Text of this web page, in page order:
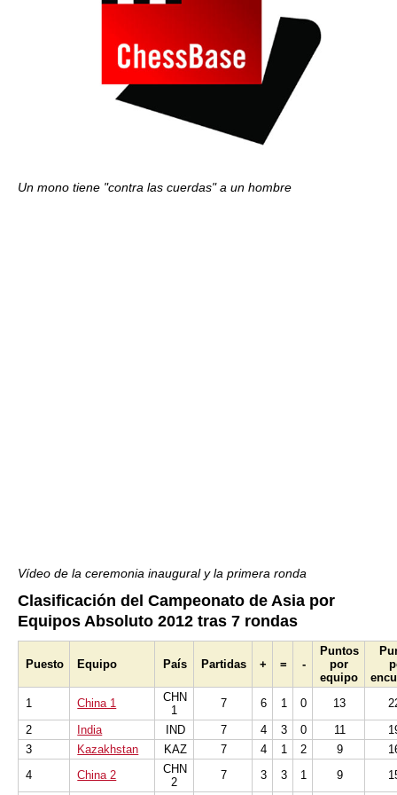
Un mono tiene "contra las cuerdas" a un hombre
Vídeo de la ceremonia inaugural y la primera ronda
Clasificación del Campeonato de Asia por
Equipos Absoluto 2012 tras 7 rondas
Puesto Equipo País Partidas + = -
Puntos
por
equipo
1
China 1
CHN
1
7 6 1 0 13
2
India IND 7 4 3 0 11
3
Kazakhstan KAZ 7 4 1 2 9
4
China 2
CHN
2
7 3 3 1 9